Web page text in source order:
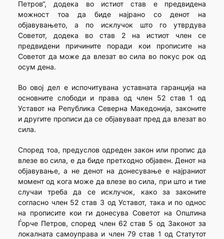
Петров“, додека во истиот став е предвидена
можност тоа да биде најрано со денот на
објавувањето, а по исклучок што го утврдува
Советот, додека во став 2 на истиот член се
предвидени причините поради кои прописите на
Советот да може да влезат во сила во покус рок од
осум дена.
Во овој дел е испочитувана уставната гаранција на
основните слободи и права од член 52 став 1 од
Уставот на Република Северна Македонија, законите
и другите прописи да се објавуваат пред да влезат во
сила.
Според тоа, предуслов одреден закон или пропис да
влезе во сила, е да биде претходно објавен. Денот на
објавување, а не денот на донесување е најраниот
момент од кога може да влезе во сила, при што и тие
случаи треба да се исклучок, како за законите
согласно член 52 став 3 од Уставот, така и по однос
на прописите кои ги донесува Советот на Општина
Ѓорче Петров, според член 62 став 5 од Законот за
локалната самоуправа и член 79 став 1 од Статутот